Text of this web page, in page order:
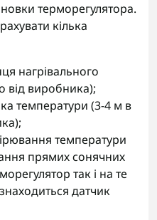
терморегулятора.
кілька
нагрівального
від виробника);
температури (3-4 м в
температури
прямих сонячних
так і на те
датчик